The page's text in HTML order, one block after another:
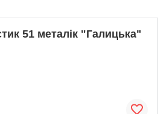
51 металік "Галицька"